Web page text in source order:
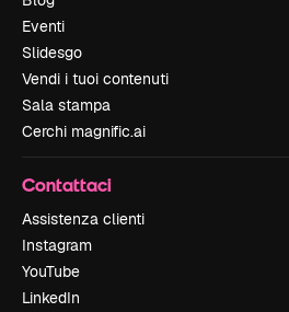
Eventi
Slidesgo
Vendi i tuoi contenuti
Sala stampa
Cerchi magnific.ai
Contattaci
Assistenza clienti
Instagram
YouTube
LinkedIn